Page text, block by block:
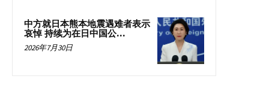
中方就日本熊本地震遇难者表示
哀悼 持续为在日中国公...
2026年7月30日